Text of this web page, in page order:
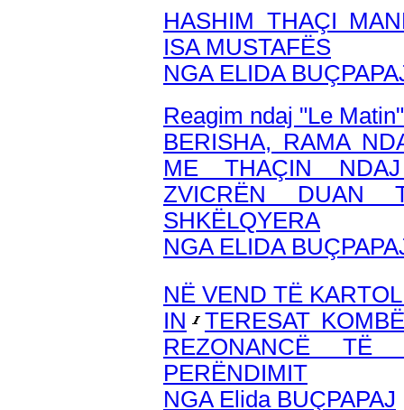
HASHIM THAÇI
ISA MUSTAFËS
NGA ELIDA
Reagim ndaj "Le Matin"
BERISHA, RAMA
ME THAÇIN
ZVICRËN DUAN
SHKËLQYERA
NGA ELIDA
NË VEND TË
IN
TERESAT
REZONANCË
PERËNDIMIT
NGA Elida BUÇPAPAJ